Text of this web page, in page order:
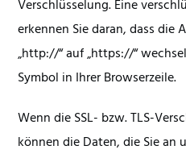
Verschlüsselung. Eine
erkennen Sie daran, dass die
„http://“ auf „https://“
Symbol in Ihrer Browserzeile.
Wenn die SSL- bzw. TLS-
können die Daten, die Sie